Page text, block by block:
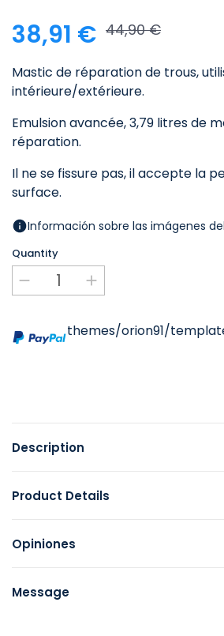
44,90 €
38,91 €
Mastic de réparation de trous,
intérieure/extérieure.
Emulsion avancée, 3,79 litres de
réparation.
Il ne se fissure pas, il accepte la
surface.
Información sobre las imágenes
Quantity
themes/orion91/
Description
Product Details
Opiniones
Message